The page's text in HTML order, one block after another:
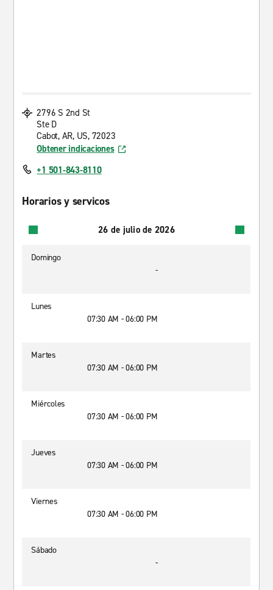
2796 S 2nd St
Ste D
Cabot, AR, US, 72023
Obtener indicaciones
+1 501-843-8110
Horarios y servicos
26 de julio de 2026
Domingo
-
Lunes
07:30 AM - 06:00 PM
Martes
07:30 AM - 06:00 PM
Miércoles
07:30 AM - 06:00 PM
Jueves
07:30 AM - 06:00 PM
Viernes
07:30 AM - 06:00 PM
Sábado
-